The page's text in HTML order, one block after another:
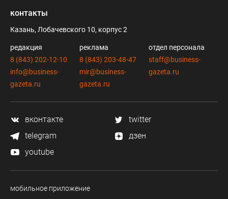
контакты
Казань, Лобачевского 10, корпус 2
редакция
8 (843) 202-12-10
info@business-
gazeta.ru
реклама
8 (843) 203-48-47
mir@business-
gazeta.ru
отдел персонала
staff@business-
gazeta.ru
вконтакте
twitter
telegram
дзен
youtube
мобильное приложение